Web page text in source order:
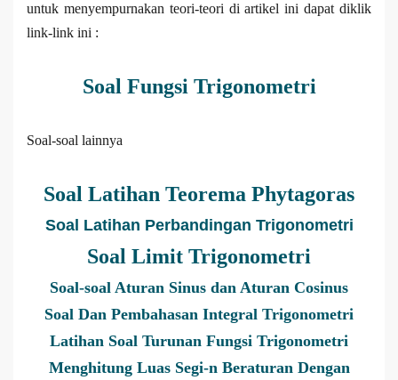
untuk menyempurnakan teori-teori di artikel ini dapat diklik
link-link ini :
Soal Fungsi Trigonometri
Soal-soal lainnya
Soal Latihan Teorema Phytagoras
Soal Latihan Perbandingan Trigonometri
Soal Limit Trigonometri
Soal-soal Aturan Sinus dan Aturan Cosinus
Soal Dan Pembahasan Integral Trigonometri
Latihan Soal Turunan Fungsi Trigonometri
Menghitung Luas Segi-n Beraturan Dengan